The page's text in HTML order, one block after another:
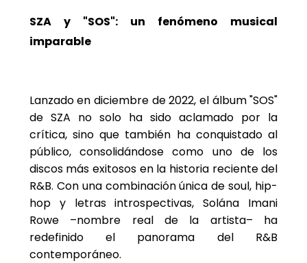
SZA y "SOS": un fenómeno musical
imparable
Lanzado en diciembre de 2022, el álbum "SOS"
de SZA no solo ha sido aclamado por la
crítica, sino que también ha conquistado al
público, consolidándose como uno de los
discos más exitosos en la historia reciente del
R&B. Con una combinación única de soul, hip-
hop y letras introspectivas, Solána Imani
Rowe –nombre real de la artista– ha
redefinido el panorama del R&B
contemporáneo.